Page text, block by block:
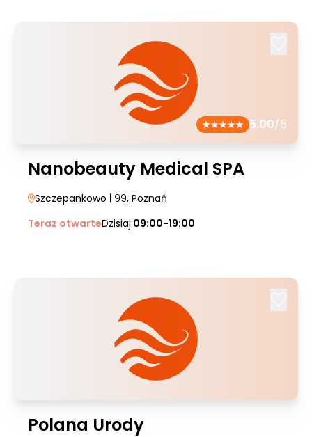
5.00/5
Nanobeauty Medical SPA
Szczepankowo | 99, Poznań
Teraz otwarteDzisiaj:09:00-19:00
Polana Urody